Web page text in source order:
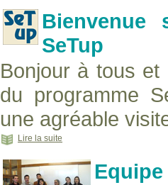
SeTup
Bonjour à tous
du programme
une agréable
Lire la suite